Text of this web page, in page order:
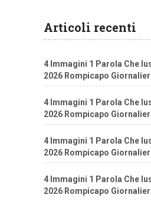
Articoli recenti
4 Immagini 1 Parola Che
2026 Rompicapo
4 Immagini 1 Parola Che
2026 Rompicapo
4 Immagini 1 Parola Che
2026 Rompicapo
4 Immagini 1 Parola Che
2026 Rompicapo